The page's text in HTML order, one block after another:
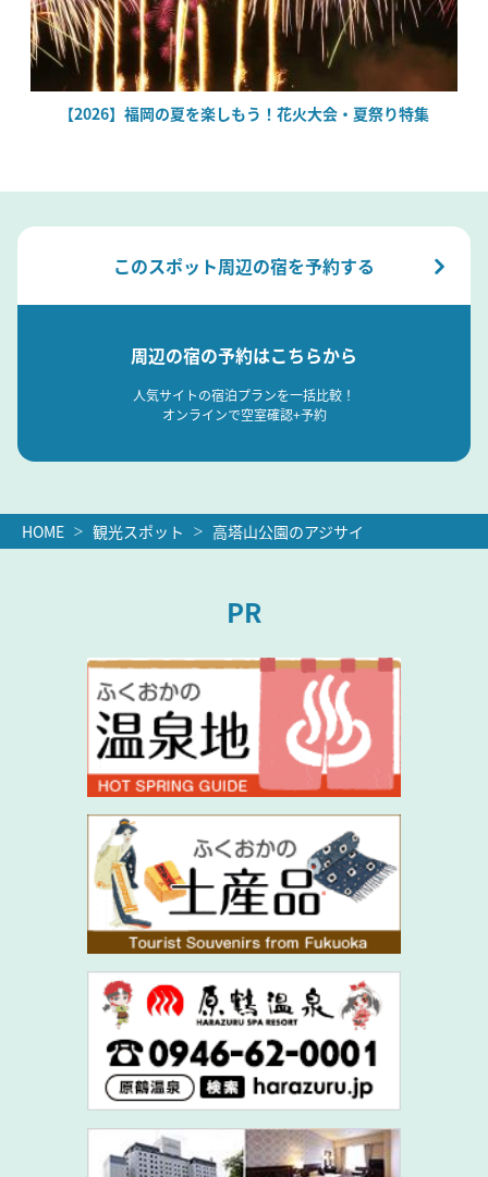
【2026】福岡の夏を楽しもう！花火大会・夏祭り特集
このスポット周辺の宿を予約する
周辺の宿の予約はこちらから
人気サイトの宿泊プランを一括比較！
オンラインで空室確認+予約
HOME 観光スポット 高塔山公園のアジサイ
PR